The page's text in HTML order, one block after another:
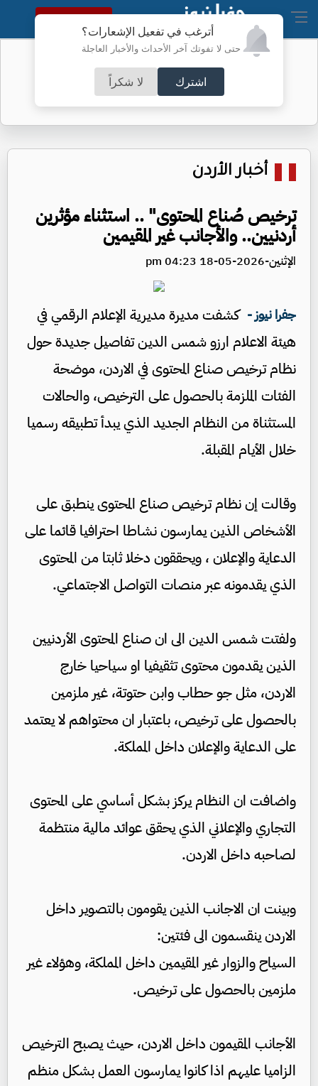
أترغب في تفعيل الإشعارات؟
حتى لا تفوتك آخر الأحداث والأخبار العاجلة
اشترك لا شكراً
النسخة الكاملة
أخبار الأردن
ترخيص صُناع المحتوى" .. استثناء مؤثرين
أردنيين.. والأجانب غير المقيمين
الإثنين-2026-05-18 04:23 pm
جفرا نيوز - كشفت مديرة مديرية الإعلام الرقمي في
هيئة الاعلام ارزو شمس الدين تفاصيل جديدة حول
نظام ترخيص صناع المحتوى في الاردن، موضحة
الفئات الملزمة بالحصول على الترخيص، والحالات
المستثناة من النظام الجديد الذي يبدأ تطبيقه رسميا
خلال الأيام المقبلة.
وقالت إن نظام ترخيص صناع المحتوى ينطبق على
الأشخاص الذين يمارسون نشاطا احترافيا قائما على
الدعاية والإعلان ، ويحققون دخلا ثابتا من المحتوى
الذي يقدمونه عبر منصات التواصل الاجتماعي.
ولفتت شمس الدين الى ان صناع المحتوى الأردنيين
الذين يقدمون محتوى تثقيفيا او سياحيا خارج
الاردن، مثل جو حطاب وابن حتوتة، غير ملزمين
بالحصول على ترخيص، باعتبار ان محتواهم لا يعتمد
على الدعاية والإعلان داخل المملكة.
واضافت ان النظام يركز بشكل أساسي على المحتوى
التجاري والإعلاني الذي يحقق عوائد مالية منتظمة
لصاحبه داخل الاردن.
وبينت ان الاجانب الذين يقومون بالتصوير داخل
الاردن ينقسمون الى فئتين:
السياح والزوار غير المقيمين داخل المملكة، وهؤلاء غير
ملزمين بالحصول على ترخيص.
الأجانب المقيمون داخل الاردن، حيث يصبح الترخيص
الزاميا عليهم اذا كانوا يمارسون العمل بشكل منظم